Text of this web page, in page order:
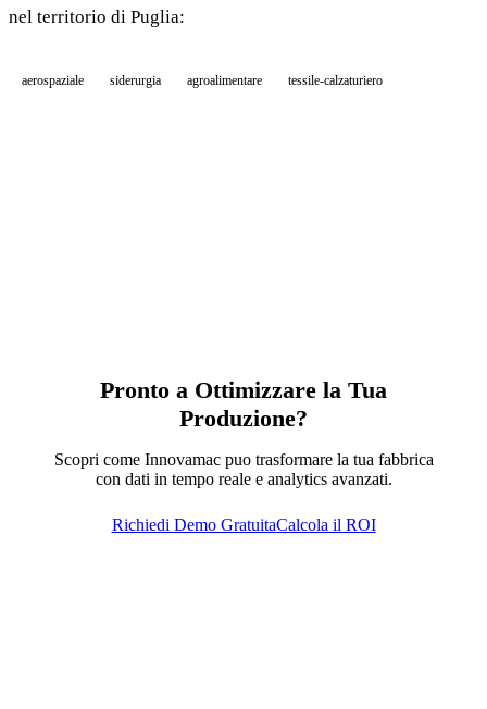
nel territorio di Puglia:
aerospaziale siderurgia agroalimentare tessile-calzaturiero
Pronto a Ottimizzare la Tua
Produzione?
Scopri come Innovamac puo trasformare la tua fabbrica
con dati in tempo reale e analytics avanzati.
Richiedi Demo GratuitaCalcola il ROI